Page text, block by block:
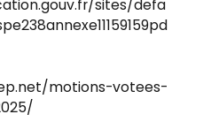
sites/defa
motions-votees-